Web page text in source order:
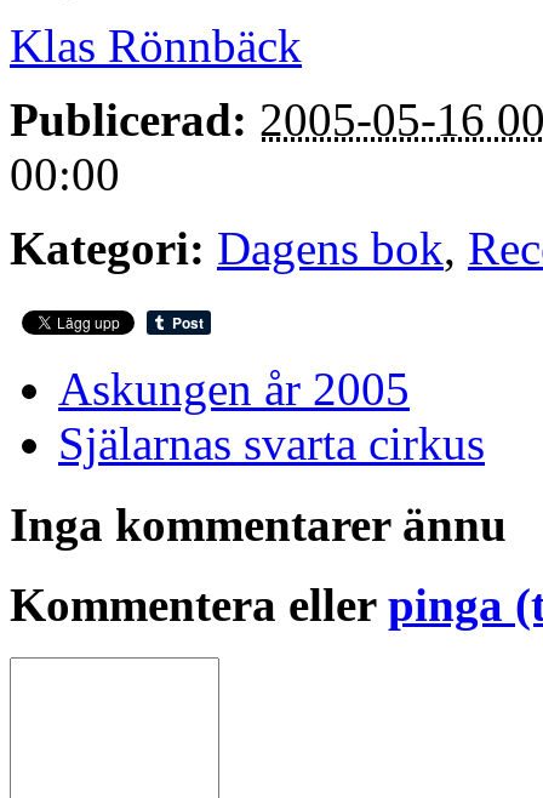
Klas Rönnbäck
Publicerad: 2005-05-16
00:00
Kategori: Dagens bok,
Askungen år 2005
Själarnas svarta cirkus
Inga kommentarer ännu
Kommentera eller pinga